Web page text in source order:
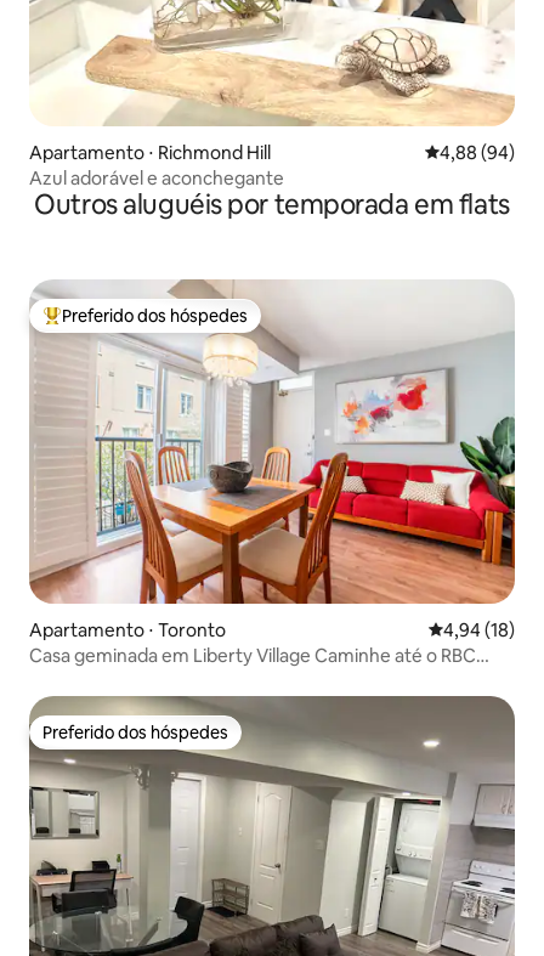
Apartamento ⋅ Richmond Hill 4,88 de uma
4,88 (94)
Azul adorável e aconchegante
Outros aluguéis por temporada em flats
Entre os melhores preferidos dos hóspedes
Preferido dos hóspedes
Apartamento ⋅ Toronto 4,94 de uma
4,94 (18)
Casa geminada em Liberty Village Caminhe até o RBC
Preferido dos hóspedes
Preferido dos hóspedes